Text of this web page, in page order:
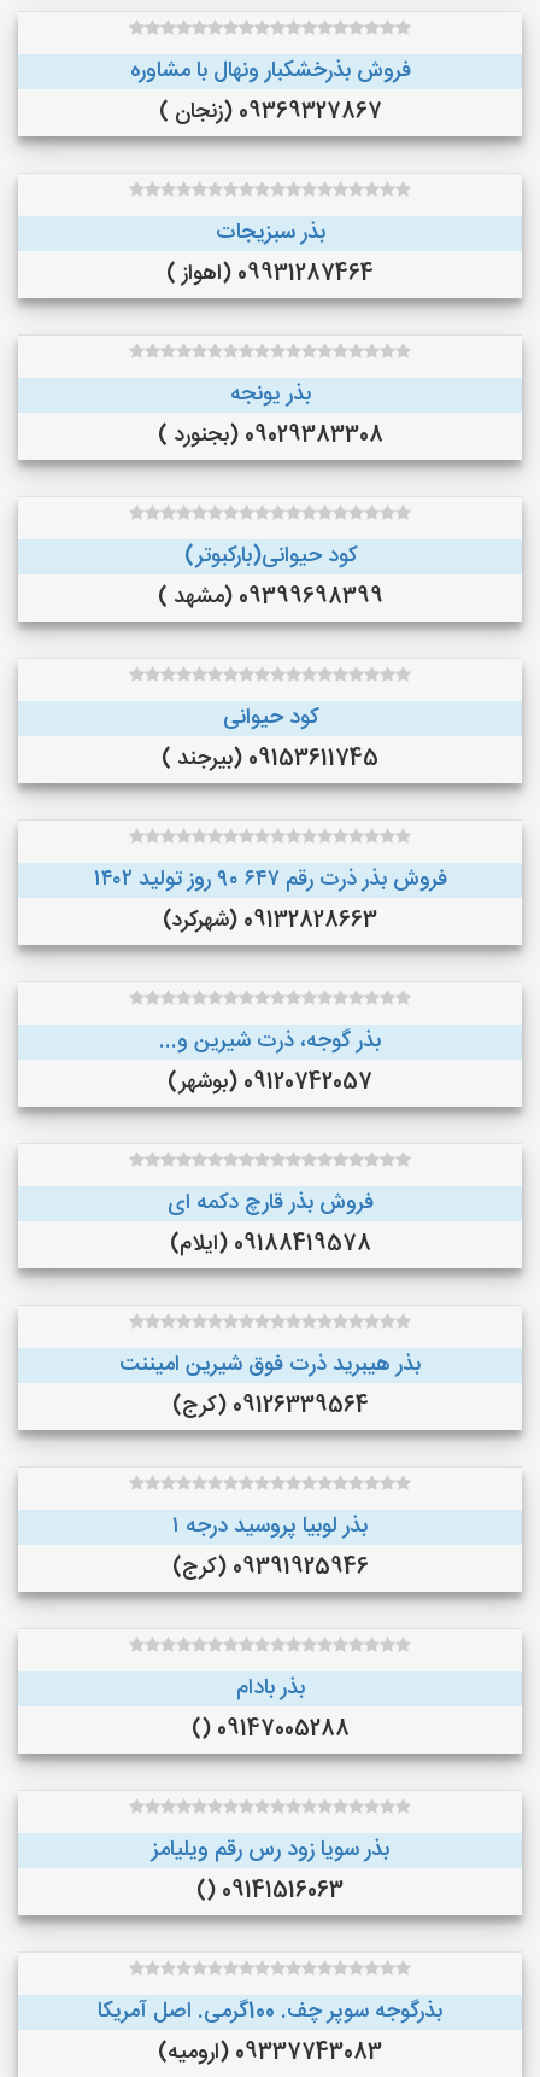
فروش بذرخشکبار ونهال با مشاوره
09369327867 (زنجان )
بذر سبزیجات
09931287464 (اهواز )
بذر یونجه
09029383308 (بجنورد )
کود حیوانی(بارکبوتر)
09399698399 (مشهد )
کود حیوانی
09153611745 (بیرجند )
فروش بذر ذرت رقم ۶۴۷ ۹۰ روز تولید ۱۴۰۲
09132828663 (شهرکرد)
بذر گوجه، ذرت شیرین و...
09120742057 (بوشهر)
فروش بذر قارچ دکمه ای
09188419578 (ایلام)
بذر هیبرید ذرت فوق شیرین امیننت
09126339564 (کرج)
بذر لوبیا پروسید درجه ۱
09391925946 (کرج)
بذر بادام
09147005288 ()
بذر سویا زود رس رقم ویلیامز
09141516063 ()
بذرگوجه‌ سوپر چف. 100گرمی. اصل آمریکا
09337743083 (ارومیه)